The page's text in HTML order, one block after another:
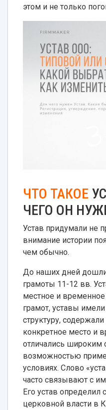
этом и не только
ЧТО ТАКОЕ
ЧЕГО ОН
Устав придумали не
внимание истории
чем обычно.
До наших дней
грамоты 11-12 вв.
местное и временное
грамот, уставы
структуру,
конкретное место и
отличались широким
возможностью
условиях. Слово
часто связывают с
Его устав определил
церковной власти в